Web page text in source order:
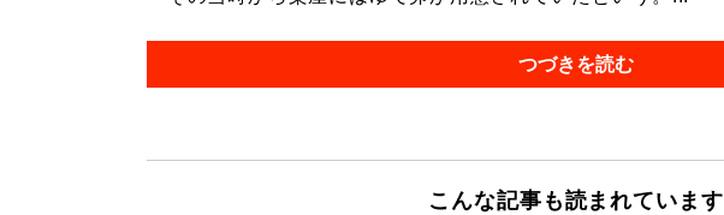
つづきを読む
こんな記事も読まれています